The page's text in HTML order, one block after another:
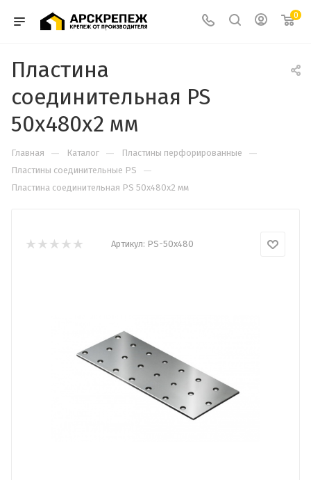
0
Пластина
соединительная PS
50х480х2 мм
Главная — Каталог — Пластины перфорированные —
Пластины соединительные PS —
Пластина соединительная PS 50х480х2 мм
Артикул: PS-50х480